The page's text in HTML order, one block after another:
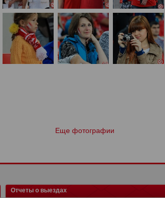
Еще фотографии
Отчеты о выездах